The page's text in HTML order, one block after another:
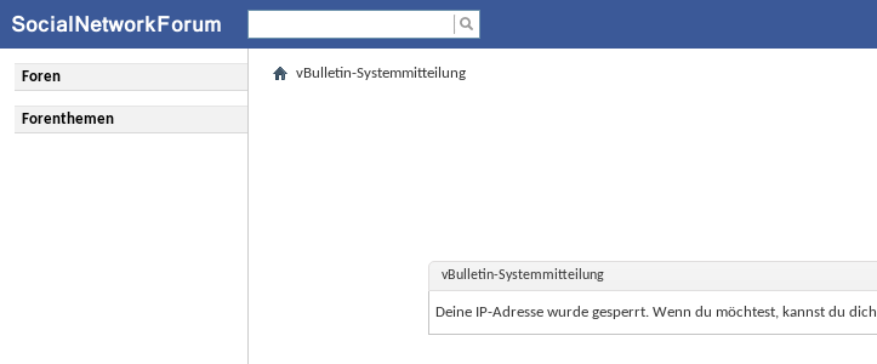
Foren
Forenthemen
vBulletin-Systemmitteilung
vBulletin-Systemmitteilung
Deine IP-Adresse wurde gesperrt. Wenn du möchtest, kannst du dich